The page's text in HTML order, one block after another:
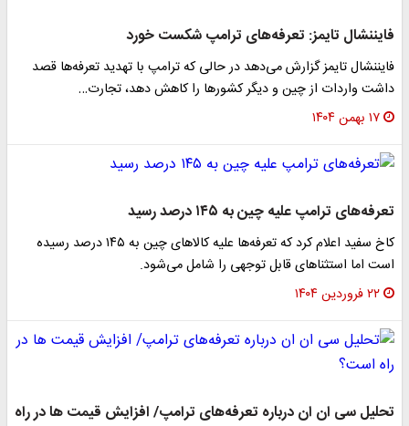
فایننشال تایمز: تعرفه‌های ترامپ شکست خورد
فایننشال تایمز گزارش می‌دهد در حالی که ترامپ با تهدید تعرفه‌ها قصد
داشت واردات از چین و دیگر کشورها را کاهش دهد، تجارت…
۱۷ بهمن ۱۴۰۴
تعرفه‌های ترامپ علیه چین به ۱۴۵ درصد رسید
کاخ سفید اعلام کرد که تعرفه‌ها علیه کالاهای چین به ۱۴۵ درصد رسیده
است اما استثناهای قابل توجهی را شامل می‌شود.
۲۲ فروردین ۱۴۰۴
تحلیل سی ان ان درباره تعرفه‌های ترامپ/ افزایش قیمت ها در راه